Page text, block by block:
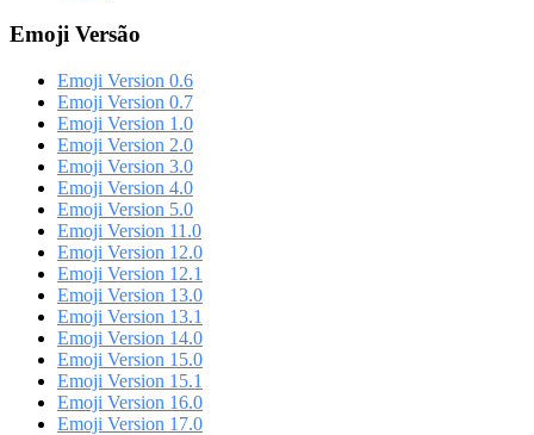
Emoji Versão
Emoji Version 0.6
Emoji Version 0.7
Emoji Version 1.0
Emoji Version 2.0
Emoji Version 3.0
Emoji Version 4.0
Emoji Version 5.0
Emoji Version 11.0
Emoji Version 12.0
Emoji Version 12.1
Emoji Version 13.0
Emoji Version 13.1
Emoji Version 14.0
Emoji Version 15.0
Emoji Version 15.1
Emoji Version 16.0
Emoji Version 17.0